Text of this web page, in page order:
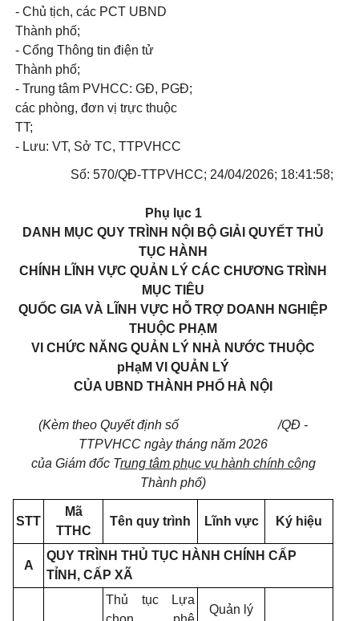
- Chủ tịch, các PCT UBND
Thành phố;
- Cổng Thông tin điện tử
Thành phố;
- Trung tâm PVHCC: GĐ, PGĐ;
các phòng, đơn vị trực thuộc
TT;
- Lưu: VT, Sở TC, TTPVHCC
Số: 570/QĐ-TTPVHCC; 24/04/2026; 18:41:58;
Phụ lục 1
DANH MỤC QUY TRÌNH NỘI BỘ GIẢI QUYẾT THỦ
TỤC HÀNH
CHÍNH LĨNH VỰC QUẢN LÝ CÁC CHƯƠNG TRÌNH
MỤC TIÊU
QUỐC GIA VÀ LĨNH VỰC HỖ TRỢ DOANH NGHIỆP
THUỘC PHẠM
VI CHỨC NĂNG QUẢN LÝ NHÀ NƯỚC THUỘC
pHạM VI QUẢN LÝ
CỦA UBND THÀNH PHỐ HÀ NỘI
(Kèm theo Quyết định số /QĐ -
TTPVHCC ngày tháng năm 2026
của Giám đốc Trung tâm phục vụ hành chính công
Thành phố)
STT
Mã
TTHC
Tên quy trình Lĩnh vực Ký hiệu
A
QUY TRÌNH THỦ TỤC HÀNH CHÍNH CẤP
TỈNH, CẤP XÃ
Thủ tục Lựa
Quản lý